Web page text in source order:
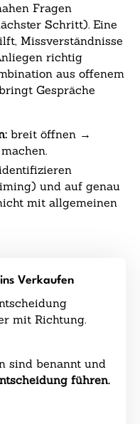
Fragen
Schritt). Eine
Missverständnisse
richtig
aus offenem
Gespräche
breit öffnen →
und auf genau
mit allgemeinen
Verkaufen
mit Richtung.
sind benannt und
führen.